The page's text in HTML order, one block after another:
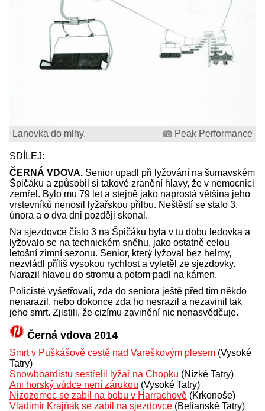
Lanovka do mlhy. Peak Performance
SDÍLEJ:
ČERNÁ VDOVA. Senior upadl při lyžování na šumavském
Špičáku a způsobil si takové zranění hlavy, že v nemocnici
zemřel. Bylo mu 79 let a stejně jako naprostá většina jeho
vrstevníků nenosil lyžařskou přilbu. Neštěstí se stalo 3.
února a o dva dni později skonal.
Na sjezdovce číslo 3 na Špičáku byla v tu dobu ledovka a
lyžovalo se na technickém sněhu, jako ostatně celou
letošní zimní sezonu. Senior, který lyžoval bez helmy,
nezvládl příliš vysokou rychlost a vyletěl ze sjezdovky.
Narazil hlavou do stromu a potom padl na kámen.
Policisté vyšetřovali, zda do seniora ještě před tím někdo
nenarazil, nebo dokonce zda ho nesrazil a nezavinil tak
jeho smrt. Zjistili, že cizímu zavinění nic nenasvědčuje.
Černá vdova 2014
Smrt v Puškášově cestě nad Vareškovým plesem (Vysoké
Tatry)
Snowboardistu sestřelil lyžař na Chopku (Nízké Tatry)
Ani horský vůdce není zárukou (Vysoké Tatry)
Nizozemec se zabil na bobu v Harrachově (Krkonoše)
Vladimír Krajňák se zabil na sjezdovce (Belianské Tatry)